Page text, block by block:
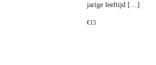
jarige leeftijd […]
€15